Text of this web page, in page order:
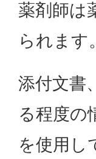
薬剤師は
られます。
添付文書
る程度の
を使用し